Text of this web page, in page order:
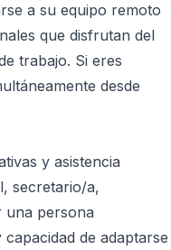
a su equipo remoto
que disfrutan del
trabajo. Si eres
desde
y asistencia
secretario/a,
una persona
de adaptarse